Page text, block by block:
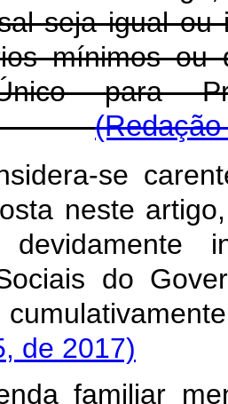
seja igual
mínimos ou
para
(Redação
se
neste
do
de 2017)
familiar